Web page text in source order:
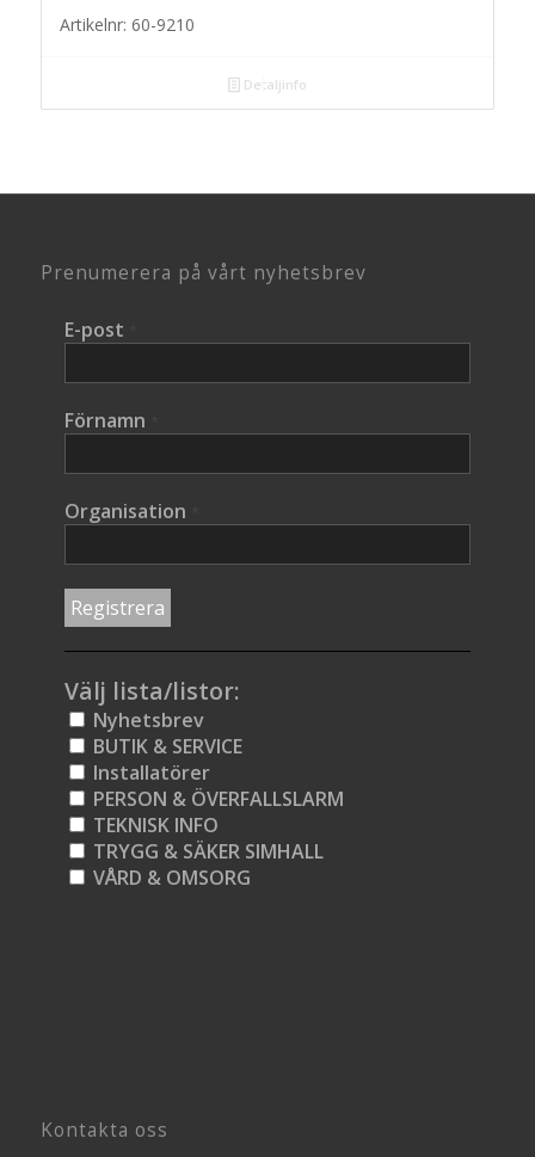
Artikelnr: 60-9210
Detaljinfo
Prenumerera på vårt nyhetsbrev
E-post
Förnamn
Organisation
Välj lista/listor:
Nyhetsbrev
BUTIK & SERVICE
Installatörer
PERSON & ÖVERFALLSLARM
TEKNISK INFO
TRYGG & SÄKER SIMHALL
VÅRD & OMSORG
Kontakta oss